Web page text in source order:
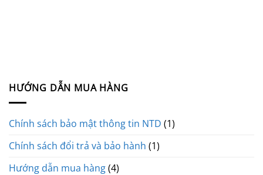
HƯỚNG DẪN MUA HÀNG
Chính sách bảo mật thông tin NTD (1)
Chính sách đổi trả và bảo hành (1)
Hướng dẫn mua hàng(4)